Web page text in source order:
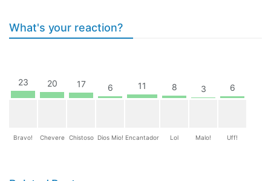
What's your reaction?
23
Bravo!
20
Chevere
17
Chistoso
6
Dios Mio!
11
Encantador
8
Lol
3
Malo!
6
Uff!